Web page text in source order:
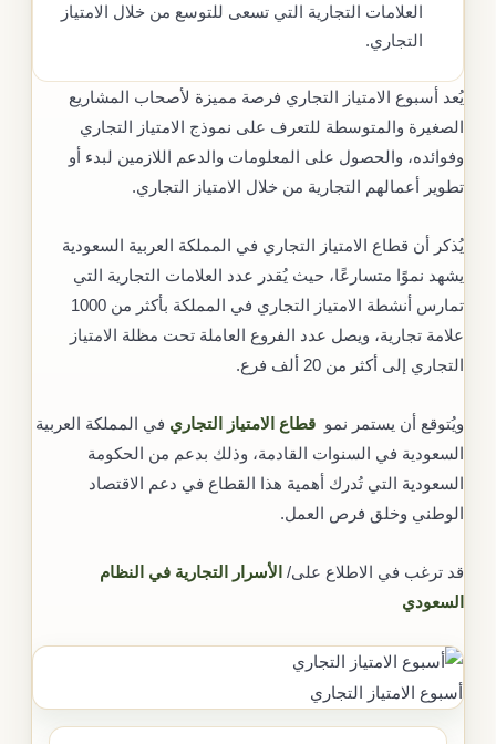
العلامات التجارية التي تسعى للتوسع من خلال الامتياز
التجاري.
يُعد أسبوع الامتياز التجاري فرصة مميزة لأصحاب المشاريع
الصغيرة والمتوسطة للتعرف على نموذج الامتياز التجاري
وفوائده، والحصول على المعلومات والدعم اللازمين لبدء أو
تطوير أعمالهم التجارية من خلال الامتياز التجاري.
يُذكر أن قطاع الامتياز التجاري في المملكة العربية السعودية
يشهد نموًا متسارعًا، حيث يُقدر عدد العلامات التجارية التي
تمارس أنشطة الامتياز التجاري في المملكة بأكثر من 1000
علامة تجارية، ويصل عدد الفروع العاملة تحت مظلة الامتياز
التجاري إلى أكثر من 20 ألف فرع.
ويُتوقع أن يستمر نموقطاع الامتياز التجاري في المملكة العربية
السعودية في السنوات القادمة، وذلك بدعم من الحكومة
السعودية التي تُدرك أهمية هذا القطاع في دعم الاقتصاد
الوطني وخلق فرص العمل.
قد ترغب في الاطلاع على/ الأسرار التجارية في النظام
السعودي
أسبوع الامتياز التجاري